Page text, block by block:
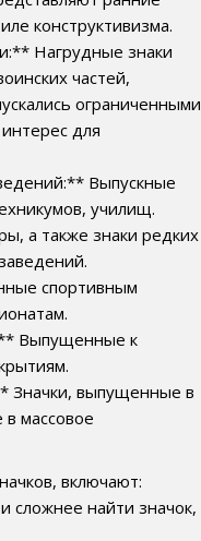
конструктивизма.
Нагрудные знаки
частей,
ограниченными
для
Выпускные
училищ.
а также знаки редких
спортивным
Выпущенные к
Значки, выпущенные в
массовое
включают:
найти значок,